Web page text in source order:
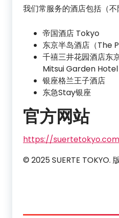
我们常服务的酒店包括（不
帝国酒店 Tokyo
东京半岛酒店（The
千禧三井花园酒店东
Mitsui Garden Hotel
银座格兰王子酒店
东急Stay银座
官方网站
https://suertetokyo.com
© 2025 SUERTE TOKYO.